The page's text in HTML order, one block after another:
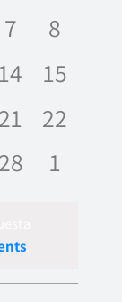
0
7
0
8
0
14
0
15
0
21
0
22
0
28
0
1
.